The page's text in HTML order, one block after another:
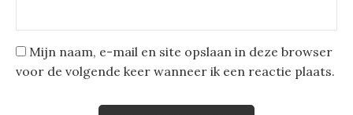
Mijn naam, e-mail en site opslaan in deze browser
voor de volgende keer wanneer ik een reactie plaats.